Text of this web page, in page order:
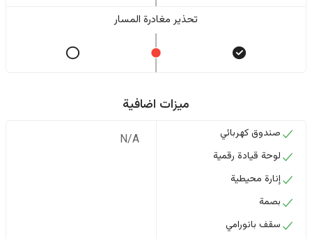
تحذير مغادرة المسار
ميزات اضافية
صندوق كهربائي
لوحة قيادة رقمية
إنارة محيطية
بصمة
سقف بانورامي
N/A